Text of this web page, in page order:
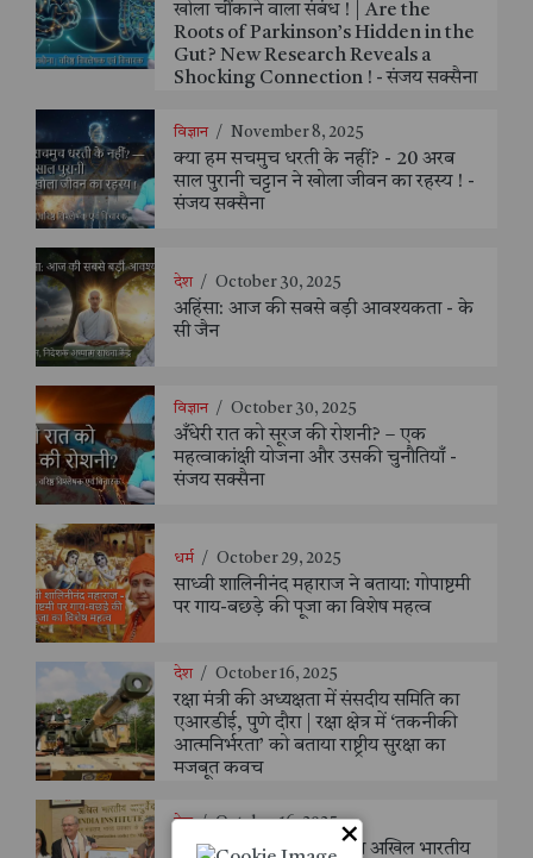
खोला चौंकाने वाला संबंध ! | Are the
Roots of Parkinson’s Hidden in the
Gut? New Research Reveals a
Shocking Connection ! - संजय सक्सैना
विज्ञान / November 8, 2025
क्या हम सचमुच धरती के नहीं? - 20 अरब
साल पुरानी चट्टान ने खोला जीवन का रहस्य ! -
संजय सक्सैना
देश / October 30, 2025
अहिंसा: आज की सबसे बड़ी आवश्यकता - के
सी जैन
विज्ञान / October 30, 2025
अँधेरी रात को सूरज की रोशनी? – एक
महत्वाकांक्षी योजना और उसकी चुनौतियाँ -
संजय सक्सैना
धर्म / October 29, 2025
साध्वी शालिनीनंद महाराज ने बताया: गोपाष्टमी
पर गाय-बछड़े की पूजा का विशेष महत्व
देश / October 16, 2025
रक्षा मंत्री की अध्यक्षता में संसदीय समिति का
एआरडीई, पुणे दौरा | रक्षा क्षेत्र में ‘तकनीकी
आत्मनिर्भरता’ को बताया राष्ट्रीय सुरक्षा का
मजबूत कवच
देश / October 16, 2025
ब्राज़ील के उपराष्ट्रपति ने किया अखिल भारतीय
×